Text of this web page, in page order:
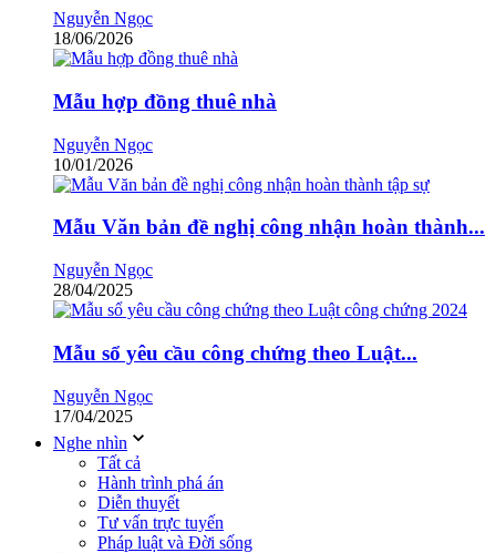
Nguyễn Ngọc
18/06/2026
Mẫu hợp đồng thuê nhà
Nguyễn Ngọc
10/01/2026
Mẫu Văn bản đề nghị công nhận hoàn thành...
Nguyễn Ngọc
28/04/2025
Mẫu sổ yêu cầu công chứng theo Luật...
Nguyễn Ngọc
17/04/2025
Nghe nhìn
Tất cả
Hành trình phá án
Diễn thuyết
Tư vấn trực tuyến
Pháp luật và Đời sống